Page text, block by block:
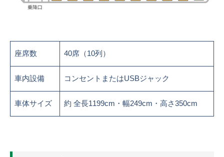
座席数 40席（10列）
車内設備 コンセントまたはUSBジャック
車体サイズ 約 全長1199cm・幅249cm・高さ350cm